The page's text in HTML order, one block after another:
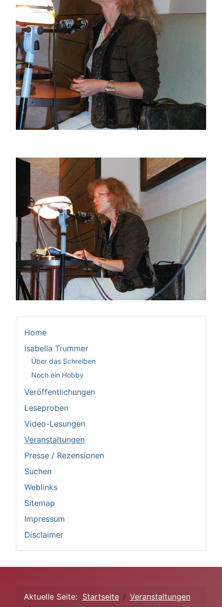
Home
Isabella Trummer
Über das Schreiben
Noch ein Hobby
Veröffentlichungen
Leseproben
Video-Lesungen
Veranstaltungen
Presse / Rezensionen
Suchen
Weblinks
Sitemap
Impressum
Disclaimer
Aktuelle Seite: Startseite
Veranstaltungen